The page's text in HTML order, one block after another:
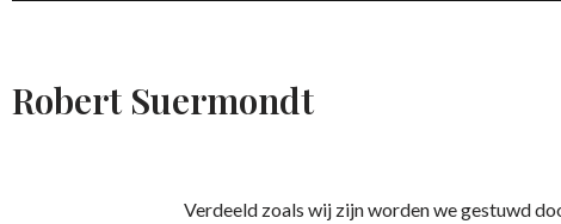
Robert Suermondt
Verdeeld zoals wij zijn worden we gestuwd